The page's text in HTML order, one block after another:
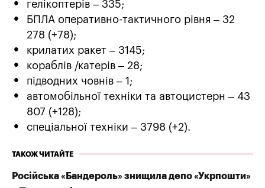
гелікоптерів – 335;
БПЛА оперативно-тактичного рівня – 32
278 (+78);
крилатих ракет ‒ 3145;
кораблів /катерів ‒ 28;
підводних човнів ‒ 1;
автомобільної техніки та автоцистерн – 43
807 (+128);
спеціальної техніки ‒ 3798 (+2).
ТАКОЖ ЧИТАЙТЕ
Російська «Бандероль» знищила депо «Укрпошти»